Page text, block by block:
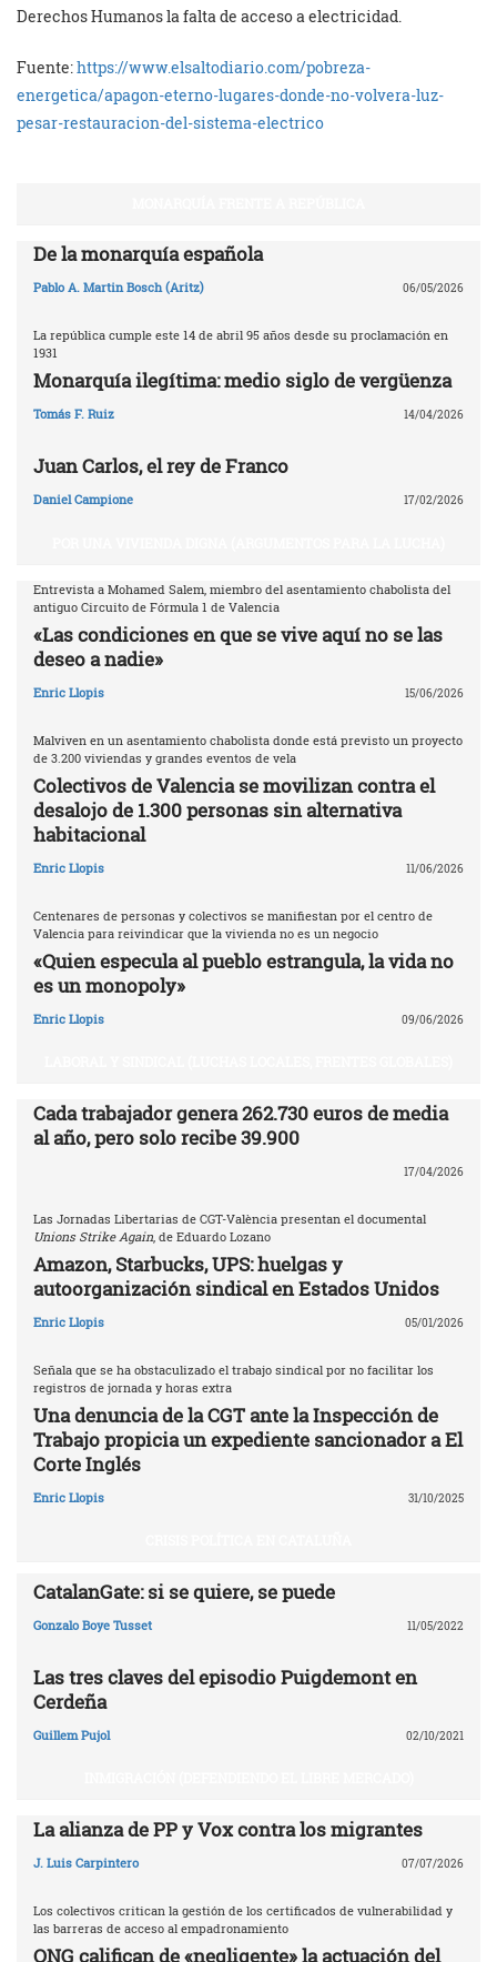
Derechos Humanos la falta de acceso a electricidad.
Fuente:https://www.elsaltodiario.com/pobreza-
energetica/apagon-eterno-lugares-donde-no-volvera-luz-
pesar-restauracion-del-sistema-electrico
De la monarquía española
Pablo A. Martin Bosch (Aritz) 06/05/2026
La república cumple este 14 de abril 95 años desde su proclamación en
1931
Monarquía ilegítima: medio siglo de vergüenza
Tomás F. Ruiz 14/04/2026
Juan Carlos, el rey de Franco
Daniel Campione 17/02/2026
Entrevista a Mohamed Salem, miembro del asentamiento chabolista del
antiguo Circuito de Fórmula 1 de Valencia
«Las condiciones en que se vive aquí no se las
deseo a nadie»
Enric Llopis 15/06/2026
Malviven en un asentamiento chabolista donde está previsto un proyecto
de 3.200 viviendas y grandes eventos de vela
Colectivos de Valencia se movilizan contra el
desalojo de 1.300 personas sin alternativa
habitacional
Enric Llopis 11/06/2026
Centenares de personas y colectivos se manifiestan por el centro de
Valencia para reivindicar que la vivienda no es un negocio
«Quien especula al pueblo estrangula, la vida no
es un monopoly»
Enric Llopis 09/06/2026
Cada trabajador genera 262.730 euros de media
al año, pero solo recibe 39.900
17/04/2026
Las Jornadas Libertarias de CGT-València presentan el documental
Unions Strike Again, de Eduardo Lozano
Amazon, Starbucks, UPS: huelgas y
autoorganización sindical en Estados Unidos
Enric Llopis 05/01/2026
Señala que se ha obstaculizado el trabajo sindical por no facilitar los
registros de jornada y horas extra
Una denuncia de la CGT ante la Inspección de
Trabajo propicia un expediente sancionador a El
Corte Inglés
Enric Llopis 31/10/2025
CatalanGate: si se quiere, se puede
Gonzalo Boye Tusset 11/05/2022
Las tres claves del episodio Puigdemont en
Cerdeña
Guillem Pujol 02/10/2021
La alianza de PP y Vox contra los migrantes
J. Luis Carpintero 07/07/2026
Los colectivos critican la gestión de los certificados de vulnerabilidad y
las barreras de acceso al empadronamiento
ONG califican de «negligente» la actuación del